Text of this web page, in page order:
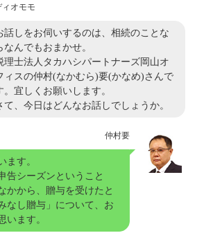
ィオモモ
話しをお伺いするのは、相続のことな
なんでもおまかせ。
理士法人タカハシパートナーズ岡山オ
ィスの仲村(なかむら)要(かなめ)さんで
。宜しくお願いします。
て、今日はどんなお話しでしょうか。
仲村要
ます。
告シーズンということ
かから、贈与を受けたと
なし贈与」について、お
います。